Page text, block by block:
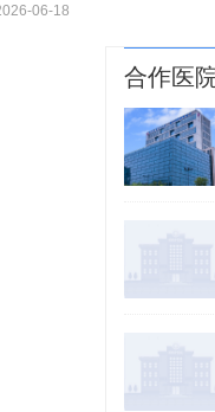
06-18
合作医